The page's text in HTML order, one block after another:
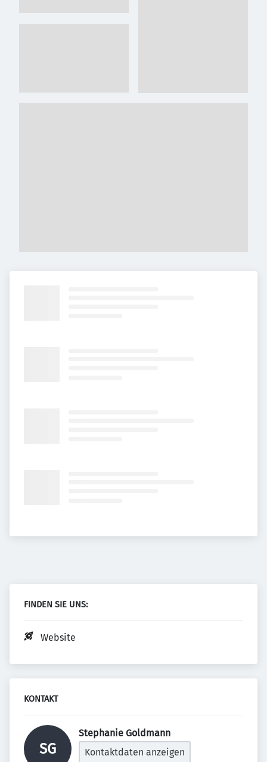
FINDEN SIE UNS:
Website
KONTAKT
SG
Stephanie Goldmann
Kontaktdaten anzeigen